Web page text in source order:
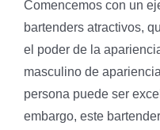
Comencemos con un
bartenders atractivos,
el poder de la
masculino de
persona puede ser
embargo, este